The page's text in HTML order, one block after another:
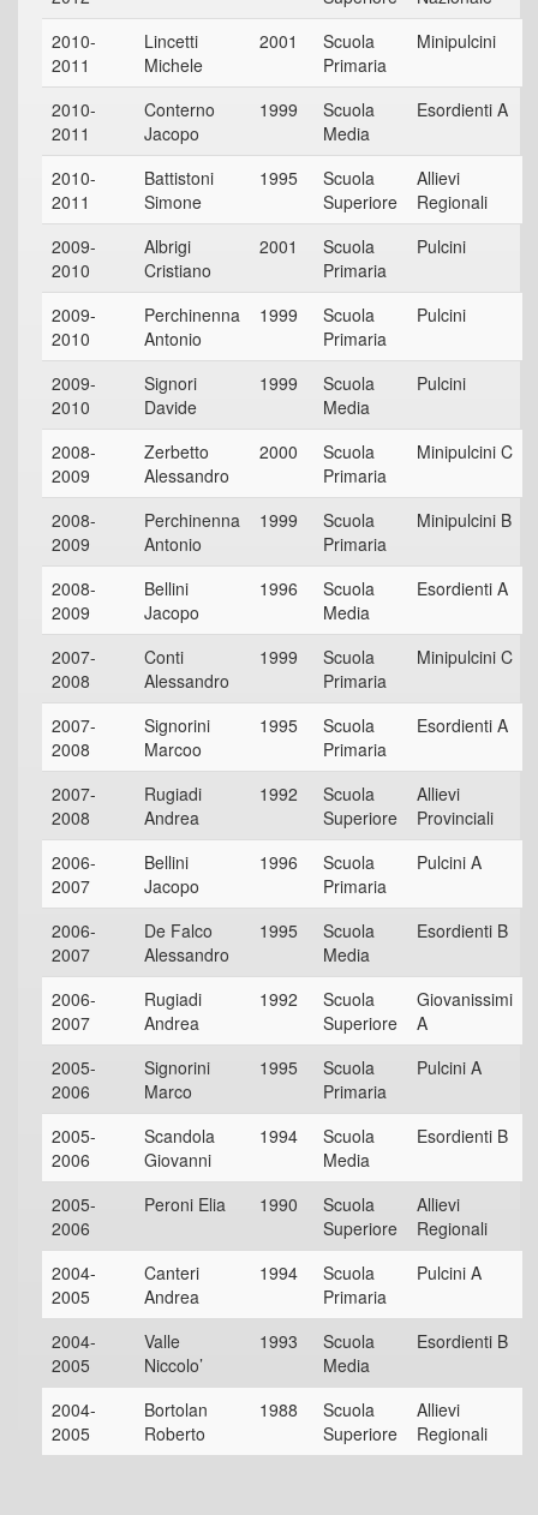
2010-
2011
Lincetti
Michele
2001
Scuola
Primaria
Minipulcini
2010-
2011
Conterno
Jacopo
1999
Scuola
Media
Esordienti A
2010-
2011
Battistoni
Simone
1995
Scuola
Superiore
Allievi
Regionali
2009-
2010
Albrigi
Cristiano
2001
Scuola
Primaria
Pulcini
2009-
2010
Perchinenna
Antonio
1999
Scuola
Primaria
Pulcini
2009-
2010
Signori
Davide
1999
Scuola
Media
Pulcini
2008-
2009
Zerbetto
Alessandro
2000
Scuola
Primaria
Minipulcini C
2008-
2009
Perchinenna
Antonio
1999
Scuola
Primaria
Minipulcini B
2008-
2009
Bellini
Jacopo
1996
Scuola
Media
Esordienti A
2007-
2008
Conti
Alessandro
1999
Scuola
Primaria
Minipulcini C
2007-
2008
Signorini
Marcoo
1995
Scuola
Primaria
Esordienti A
2007-
2008
Rugiadi
Andrea
1992
Scuola
Superiore
Allievi
Provinciali
2006-
2007
Bellini
Jacopo
1996
Scuola
Primaria
Pulcini A
2006-
2007
De Falco
Alessandro
1995
Scuola
Media
Esordienti B
2006-
2007
Rugiadi
Andrea
1992
Scuola
Superiore
Giovanissimi
A
2005-
2006
Signorini
Marco
1995
Scuola
Primaria
Pulcini A
2005-
2006
Scandola
Giovanni
1994
Scuola
Media
Esordienti B
2005-
2006
Peroni Elia 1990
Scuola
Superiore
Allievi
Regionali
2004-
2005
Canteri
Andrea
1994
Scuola
Primaria
Pulcini A
2004-
2005
Valle
Niccolo’
1993
Scuola
Media
Esordienti B
2004-
2005
Bortolan
Roberto
1988
Scuola
Superiore
Allievi
Regionali